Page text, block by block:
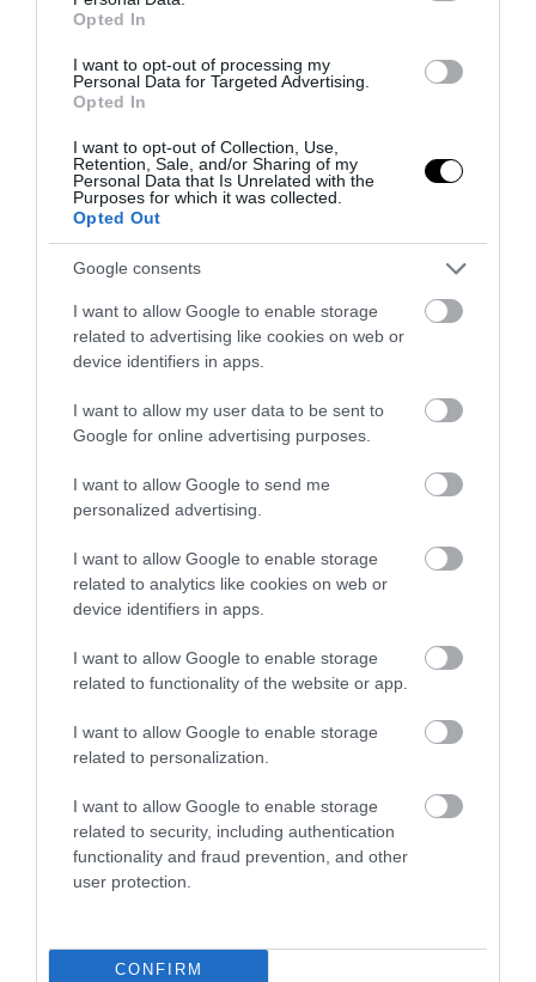
Opted In
I want to opt-out of processing my
Personal Data for Targeted Advertising.
Opted In
I want to opt-out of Collection, Use,
Retention, Sale, and/or Sharing of my
Personal Data that Is Unrelated with the
Purposes for which it was collected.
Opted Out
Google consents
I want to allow Google to enable storage
related to advertising like cookies on web or
device identifiers in apps.
I want to allow my user data to be sent to
Google for online advertising purposes.
I want to allow Google to send me
personalized advertising.
I want to allow Google to enable storage
related to analytics like cookies on web or
device identifiers in apps.
I want to allow Google to enable storage
related to functionality of the website or app.
I want to allow Google to enable storage
related to personalization.
I want to allow Google to enable storage
related to security, including authentication
functionality and fraud prevention, and other
user protection.
CONFIRM
Το φιλί της Dara στον σύζυγό της μετά
τη σαρωτική νίκη στη Εurovision
(βίντεο)
17.05.2026 | 12:06
PRONEWS.GR /ΤΗΛΕΟΡΑΣΗ
Eurovision: Τι σημαίνει τελικά το
Bangaranga που κατέκτησε την
πρώτη θέση και η τζαμαϊκανή αργκό